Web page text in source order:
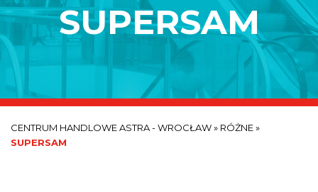
SUPERSAM
CENTRUM HANDLOWE ASTRA - WROCŁAW» RÓŻNE»
SUPERSAM